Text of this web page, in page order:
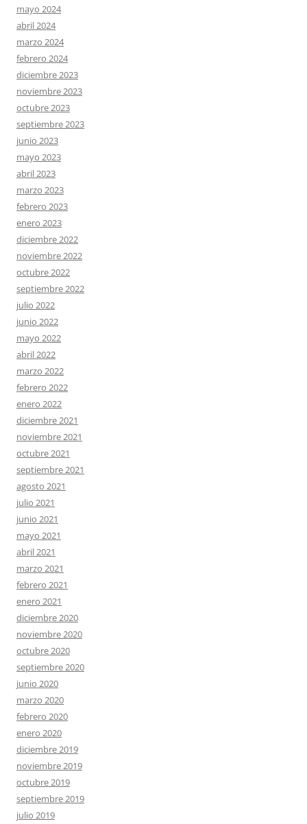
mayo 2024
abril 2024
marzo 2024
febrero 2024
diciembre 2023
noviembre 2023
octubre 2023
septiembre 2023
junio 2023
mayo 2023
abril 2023
marzo 2023
febrero 2023
enero 2023
diciembre 2022
noviembre 2022
octubre 2022
septiembre 2022
julio 2022
junio 2022
mayo 2022
abril 2022
marzo 2022
febrero 2022
enero 2022
diciembre 2021
noviembre 2021
octubre 2021
septiembre 2021
agosto 2021
julio 2021
junio 2021
mayo 2021
abril 2021
marzo 2021
febrero 2021
enero 2021
diciembre 2020
noviembre 2020
octubre 2020
septiembre 2020
junio 2020
marzo 2020
febrero 2020
enero 2020
diciembre 2019
noviembre 2019
octubre 2019
septiembre 2019
julio 2019